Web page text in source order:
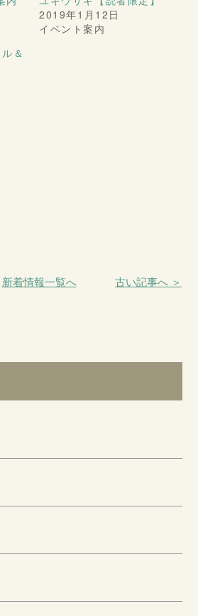
2019年1月12日
イベント案内
＆
新着情報一覧へ 古い記事へ ＞